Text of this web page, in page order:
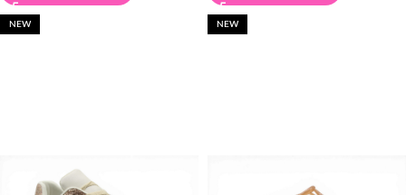
NEW NEW